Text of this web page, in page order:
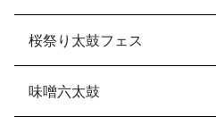
桜祭り太鼓フェス
味噌六太鼓